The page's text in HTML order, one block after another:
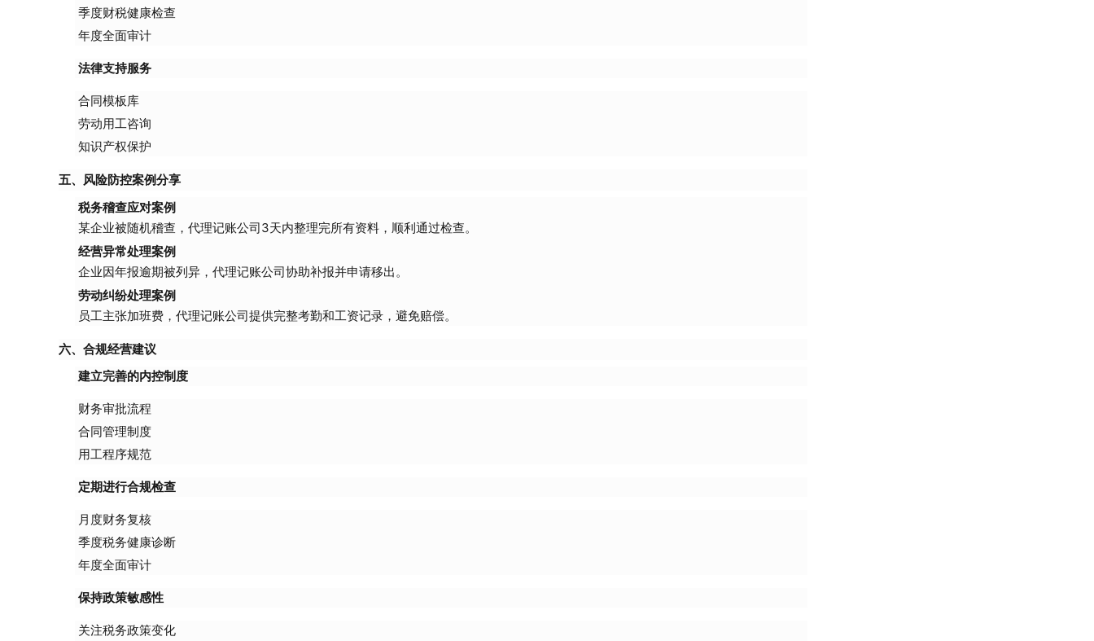
季度财税健康检查
年度全面审计
法律支持服务
合同模板库
劳动用工咨询
知识产权保护
五、风险防控案例分享
税务稽查应对案例
某企业被随机稽查，代理记账公司3天内整理完所有资料，顺利通过检查。
经营异常处理案例
企业因年报逾期被列异，代理记账公司协助补报并申请移出。
劳动纠纷处理案例
员工主张加班费，代理记账公司提供完整考勤和工资记录，避免赔偿。
六、合规经营建议
建立完善的内控制度
财务审批流程
合同管理制度
用工程序规范
定期进行合规检查
月度财务复核
季度税务健康诊断
年度全面审计
保持政策敏感性
关注税务政策变化